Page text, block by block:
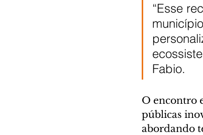
“Esse
Fabio.
O encontro
públicas
abordando